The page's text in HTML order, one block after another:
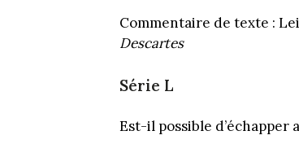
Commentaire de texte :
Descartes
Série L
Est-il possible d’échapper